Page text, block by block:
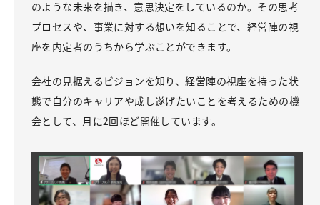
のような未来を描き、意思決定をしているのか。その思考
プロセスや、事業に対する想いを知ることで、経営陣の視
座を内定者のうちから学ぶことができます。
会社の見据えるビジョンを知り、経営陣の視座を持った状
態で自分のキャリアや成し遂げたいことを考えるための機
会として、月に2回ほど開催しています。